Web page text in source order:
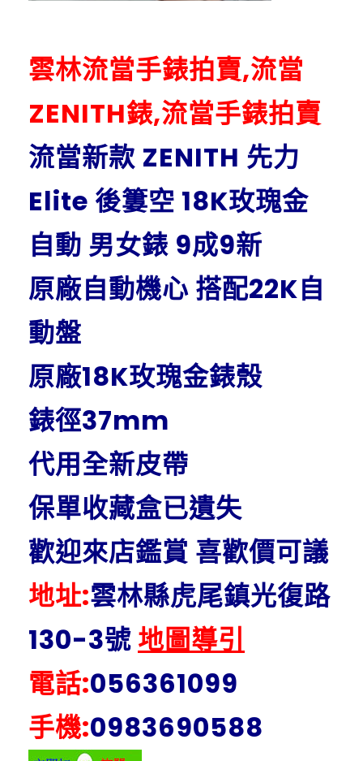
雲林流當手錶拍賣,流當
ZENITH錶,流當手錶拍賣
流當新款 ZENITH 先力
Elite 後簍空 18K玫瑰金
自動 男女錶 9成9新
原廠自動機心 搭配22K自
動盤
原廠18K玫瑰金錶殼
錶徑37mm
代用全新皮帶
保單收藏盒已遺失
歡迎來店鑑賞 喜歡價可議
地址:雲林縣虎尾鎮光復路
130-3號 地圖導引
電話:056361099
手機:0983690588